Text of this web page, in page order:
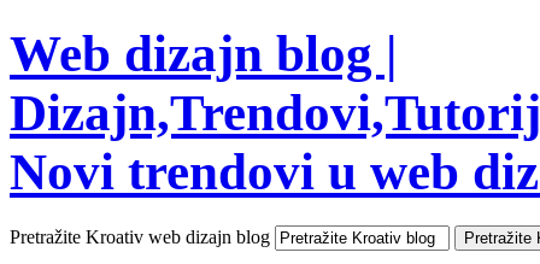
Web dizajn blog |
Novi trendovi u web
Pretražite Kroativ web dizajn blog